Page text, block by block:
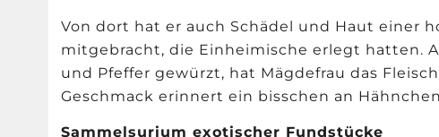
Von dort hat er auch Schädel und Haut einer
mitgebracht, die Einheimische erlegt hatten.
und Pfeffer gewürzt, hat Mägdefrau das
Geschmack erinnert ein bisschen an
Sammelsurium exotischer Fundstücke